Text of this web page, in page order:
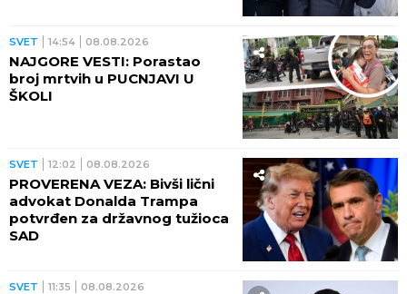
SVET 14:54 08.08.2026
NAJGORE VESTI: Porastao
broj mrtvih u PUCNJAVI U
ŠKOLI
SVET 12:02 08.08.2026
PROVERENA VEZA: Bivši lični
advokat Donalda Trampa
potvrđen za državnog tužioca
SAD
SVET 11:35 08.08.2026